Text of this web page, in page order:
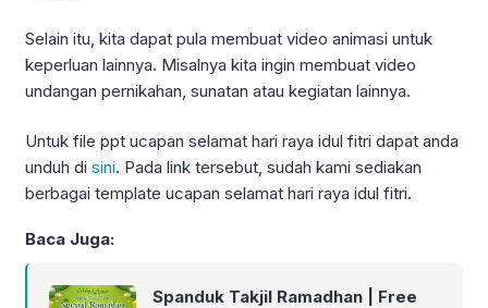
Selain itu, kita dapat pula membuat video animasi untuk
keperluan lainnya. Misalnya kita ingin membuat video
undangan pernikahan, sunatan atau kegiatan lainnya.
Untuk file ppt ucapan selamat hari raya idul fitri dapat anda
unduh di sini. Pada link tersebut, sudah kami sediakan
berbagai template ucapan selamat hari raya idul fitri.
Baca Juga:
Spanduk Takjil Ramadhan | Free